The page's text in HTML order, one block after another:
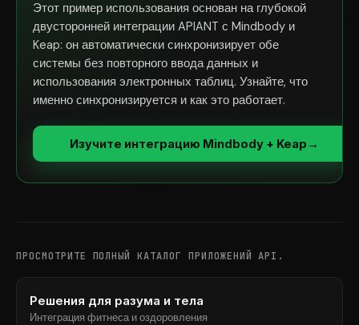
Этот пример использования основан на глубокой
двусторонней интеграции APIANT с Mindbody и
Keap: он автоматически синхронизирует обе
системы без повторного ввода данных и
использования электронных таблиц. Узнайте, что
именно синхронизируется и как это работает.
Изучите интеграцию Mindbody + Keap →
ПРОСМОТРИТЕ ПОЛНЫЙ КАТАЛОГ ПРИЛОЖЕНИЙ API.
Решения для разума и тела
Интеграция фитнеса и оздоровления